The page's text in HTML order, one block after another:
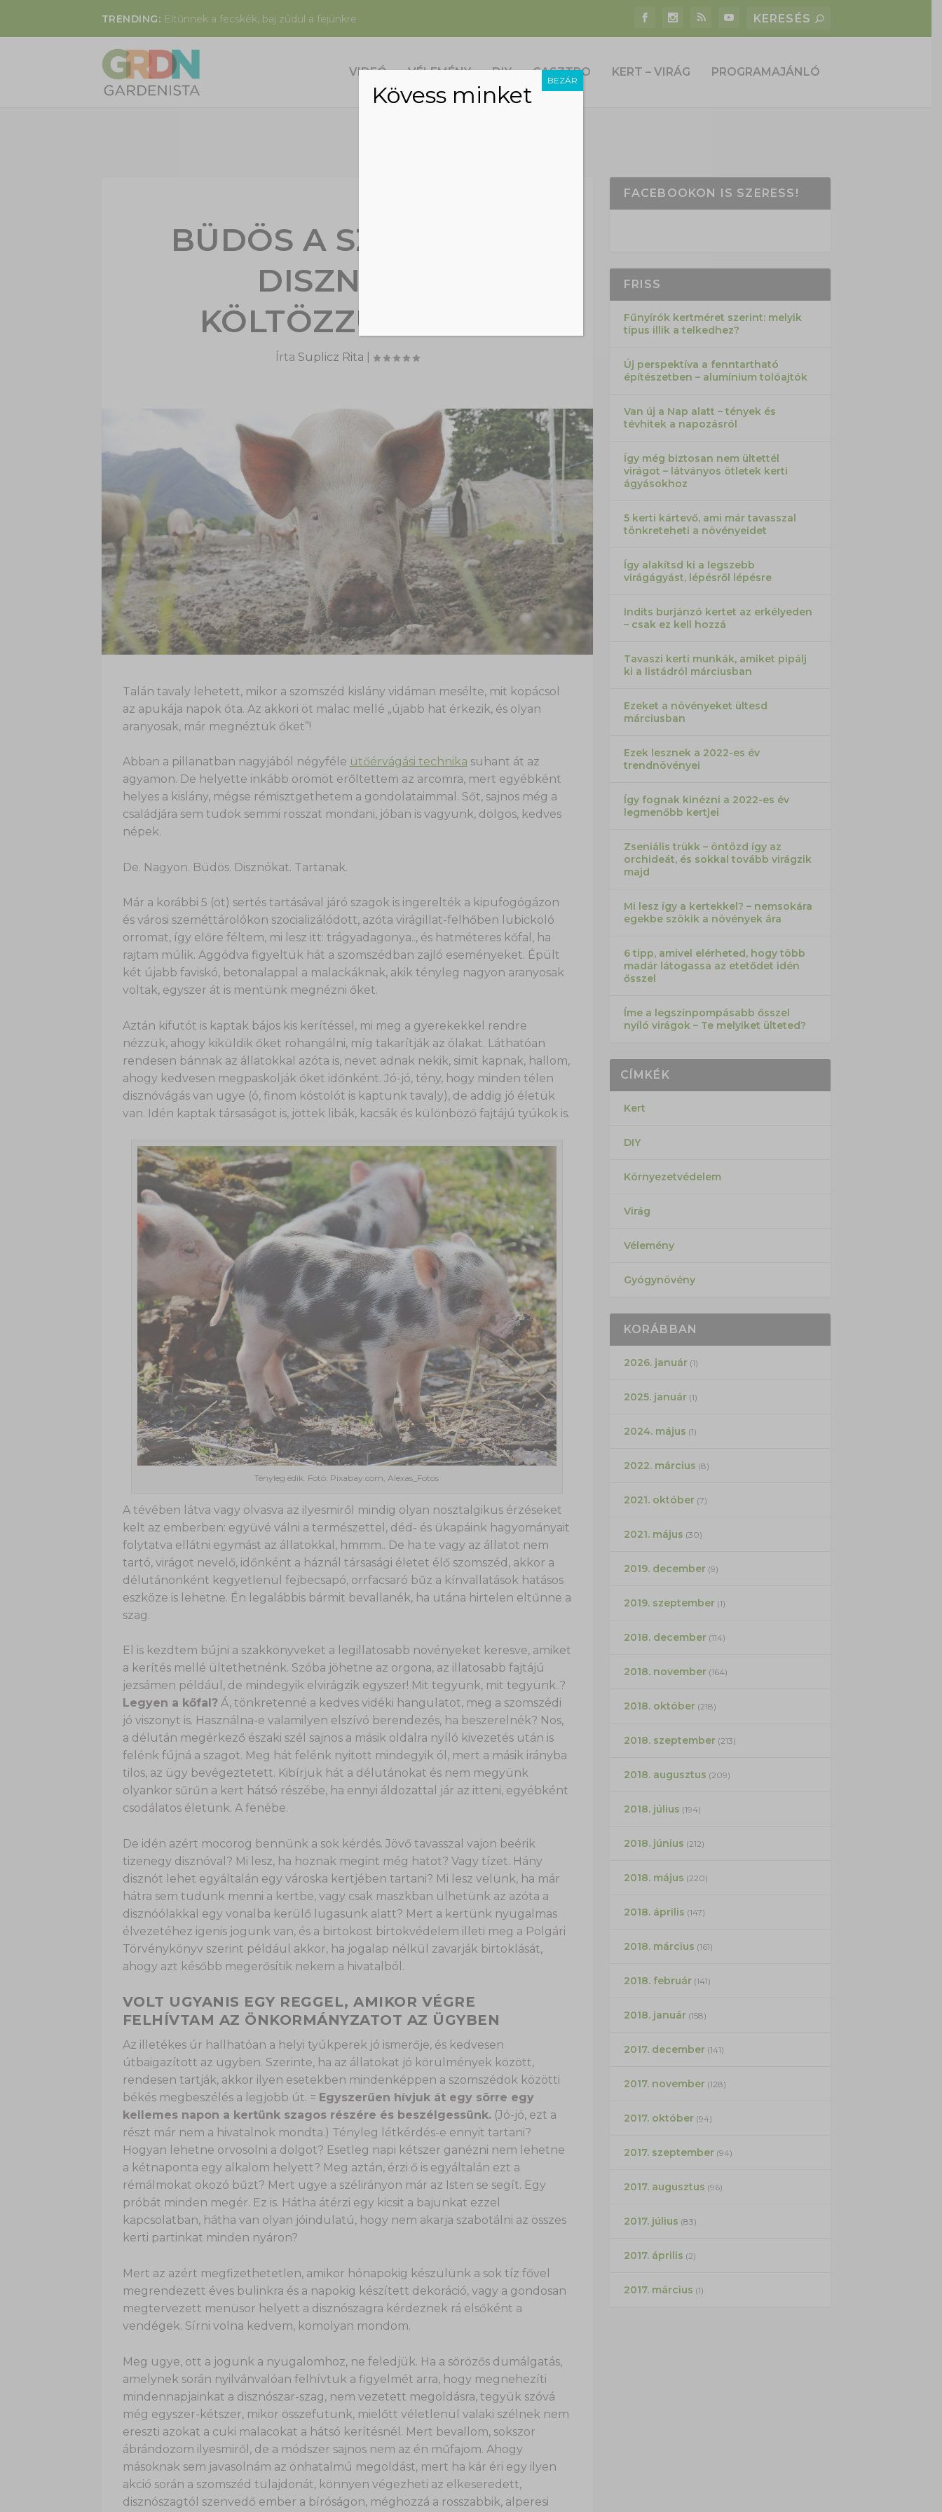
TRENDING: Eltűnnek a fecskék, baj zúdul a fejünkre
VIDEÓ VÉLEMÉNY DIY GASZTRO KERT – VIRÁG PROGRAMAJÁNLÓ
BÜDÖS A SZOMSZÉD
DISZNÓJA.
KÖLTÖZZÜNK EL?
Írta Suplicz Rita
Talán tavaly lehetett, mikor a szomszéd kislány vidáman mesélte, mit kopácsol
az apukája napok óta. Az akkori öt malac mellé „újabb hat érkezik, és olyan
aranyosak, már megnéztük őket”!
Abban a pillanatban nagyjából négyféle ütőérvágási technika suhant át az
agyamon. De helyette inkább örömöt erőltettem az arcomra, mert egyébként
helyes a kislány, mégse rémisztgethetem a gondolataimmal. Sőt, sajnos még a
családjára sem tudok semmi rosszat mondani, jóban is vagyunk, dolgos, kedves
népek.
De. Nagyon. Büdös. Disznókat. Tartanak.
Már a korábbi 5 (öt) sertés tartásával járó szagok is ingerelték a kipufogógázon
és városi szeméttárolókon szocializálódott, azóta virágillat-felhőben lubickoló
orromat, így előre féltem, mi lesz itt: trágyadagonya.., és hatméteres kőfal, ha
rajtam múlik. Aggódva figyeltük hát a szomszédban zajló eseményeket. Épült
két újabb faviskó, betonalappal a malackáknak, akik tényleg nagyon aranyosak
voltak, egyszer át is mentünk megnézni őket.
Aztán kifutót is kaptak bájos kis kerítéssel, mi meg a gyerekekkel rendre
nézzük, ahogy kiküldik őket rohangálni, míg takarítják az ólakat. Láthatóan
rendesen bánnak az állatokkal azóta is, nevet adnak nekik, simit kapnak, hallom,
ahogy kedvesen megpaskolják őket időnként. Jó-jó, tény, hogy minden télen
disznóvágás van ugye (ó, finom kóstolót is kaptunk tavaly), de addig jó életük
van. Idén kaptak társaságot is, jöttek libák, kacsák és különböző fajtájú tyúkok is.
Tényleg édik. Fotó: Pixabay.com, Alexas_Fotos
A tévében látva vagy olvasva az ilyesmiről mindig olyan nosztalgikus érzéseket
kelt az emberben: együvé válni a természettel, déd- és ükapáink hagyományait
folytatva ellátni egymást az állatokkal, hmmm.. De ha te vagy az állatot nem
tartó, virágot nevelő, időnként a háznál társasági életet élő szomszéd, akkor a
délutánonként kegyetlenül fejbecsapó, orrfacsaró bűz a kínvallatások hatásos
eszköze is lehetne. Én legalábbis bármit bevallanék, ha utána hirtelen eltűnne a
szag.
El is kezdtem bújni a szakkönyveket a legillatosabb növényeket keresve, amiket
a kerítés mellé ültethetnénk. Szóba jöhetne az orgona, az illatosabb fajtájú
jezsámen például, de mindegyik elvirágzik egyszer! Mit tegyünk, mit tegyünk..?
Legyen a kőfal?Á, tönkretenné a kedves vidéki hangulatot, meg a szomszédi
jó viszonyt is. Használna-e valamilyen elszívó berendezés, ha beszerelnék? Nos,
a délután megérkező északi szél sajnos a másik oldalra nyíló kivezetés után is
felénk fújná a szagot. Meg hát felénk nyitott mindegyik ól, mert a másik irányba
tilos, az ügy bevégeztetett. Kibírjuk hát a délutánokat és nem megyünk
olyankor sűrűn a kert hátsó részébe, ha ennyi áldozattal jár az itteni, egyébként
csodálatos életünk. A fenébe.
De idén azért mocorog bennünk a sok kérdés. Jövő tavasszal vajon beérik
tizenegy disznóval? Mi lesz, ha hoznak megint még hatot? Vagy tízet. Hány
disznót lehet egyáltalán egy városka kertjében tartani? Mi lesz velünk, ha már
hátra sem tudunk menni a kertbe, vagy csak maszkban ülhetünk az azóta a
disznóólakkal egy vonalba kerülő lugasunk alatt? Mert a kertünk nyugalmas
élvezetéhez igenis jogunk van, és a birtokost birtokvédelem illeti meg a Polgári
Törvénykönyv szerint például akkor, ha jogalap nélkül zavarják birtoklását,
ahogy azt később megerősítik nekem a hivatalból.
VOLT UGYANIS EGY REGGEL, AMIKOR VÉGRE
FELHÍVTAM AZ ÖNKORMÁNYZATOT AZ ÜGYBEN
Az illetékes úr hallhatóan a helyi tyúkperek jó ismerője, és kedvesen
útbaigazított az ügyben. Szerinte, ha az állatokat jó körülmények között,
rendesen tartják, akkor ilyen esetekben mindenképpen a szomszédok közötti
békés megbeszélés a legjobb út. = Egyszerűen hívjuk át egy sörre egy
kellemes napon a kertünk szagos részére és beszélgessünk.(Jó-jó, ezt a
részt már nem a hivatalnok mondta.) Tényleg létkérdés-e ennyit tartani?
Hogyan lehetne orvosolni a dolgot? Esetleg napi kétszer ganézni nem lehetne
a kétnaponta egy alkalom helyett? Meg aztán, érzi ő is egyáltalán ezt a
rémálmokat okozó bűzt? Mert ugye a szélirányon már az Isten se segít. Egy
próbát minden megér. Ez is. Hátha átérzi egy kicsit a bajunkat ezzel
kapcsolatban, hátha van olyan jóindulatú, hogy nem akarja szabotálni az összes
kerti partinkat minden nyáron?
Mert az azért megfizethetetlen, amikor hónapokig készülünk a sok tíz fővel
megrendezett éves bulinkra és a napokig készített dekoráció, vagy a gondosan
megtervezett menüsor helyett a disznószagra kérdeznek rá elsőként a
vendégek. Sírni volna kedvem, komolyan mondom.
Meg ugye, ott a jogunk a nyugalomhoz, ne feledjük. Ha a sörözős dumálgatás,
amelynek során nyilvánvalóan felhívtuk a figyelmét arra, hogy megnehezíti
mindennapjainkat a disznószar-szag, nem vezetett megoldásra, tegyük szóvá
még egyszer-kétszer, mikor összefutunk, mielőtt véletlenül valaki szélnek nem
ereszti azokat a cuki malacokat a hátsó kerítésnél. Mert bevallom, sokszor
ábrándozom ilyesmiről, de a módszer sajnos nem az én műfajom. Ahogy
másoknak sem javasolnám az önhatalmú megoldást, mert ha kár éri egy ilyen
akció során a szomszéd tulajdonát, könnyen végezheti az elkeseredett,
disznószagtól szenvedő ember a bíróságon, méghozzá a rosszabbik, alperesi
FACEBOOKON IS SZERESS!
FRISS
Fűnyírók kertméret szerint: melyik
típus illik a telkedhez?
Új perspektíva a fenntartható
építészetben – alumínium tolóajtók
Van új a Nap alatt – tények és
tévhitek a napozásról
Így még biztosan nem ültettél
virágot – látványos ötletek kerti
ágyásokhoz
5 kerti kártevő, ami már tavasszal
tönkreteheti a növényeidet
Így alakítsd ki a legszebb
virágágyást, lépésről lépésre
Indíts burjánzó kertet az erkélyeden
– csak ez kell hozzá
Tavaszi kerti munkák, amiket pipálj
ki a listádról márciusban
Ezeket a növényeket ültesd
márciusban
Ezek lesznek a 2022-es év
trendnövényei
Így fognak kinézni a 2022-es év
legmenőbb kertjei
Zseniális trükk – öntözd így az
orchideát, és sokkal tovább virágzik
majd
Mi lesz így a kertekkel? – nemsokára
egekbe szökik a növények ára
6 tipp, amivel elérheted, hogy több
madár látogassa az etetődet idén
ősszel
Íme a legszínpompásabb ősszel
nyíló virágok – Te melyiket ülteted?
CÍMKÉK
Kert
DIY
Környezetvédelem
Virág
Vélemény
Gyógynövény
KORÁBBAN
2026. január(1)
2025. január(1)
2024. május (1)
2022. március (8)
2021. október(7)
2021. május (30)
2019. december(9)
2019. szeptember(1)
2018. december(114)
2018. november(164)
2018. október(218)
2018. szeptember(213)
2018. augusztus (209)
2018. július (194)
2018. június (212)
2018. május (220)
2018. április (147)
2018. március (161)
2018. február(141)
2018. január(158)
2017. december(141)
2017. november(128)
2017. október(94)
2017. szeptember(94)
2017. augusztus (96)
2017. július (83)
2017. április (2)
2017. március (1)
Kövess minket
BEZÁR